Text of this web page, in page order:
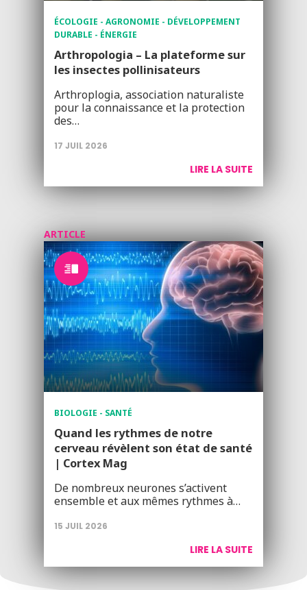
ÉCOLOGIE - AGRONOMIE - DÉVELOPPEMENT
DURABLE - ÉNERGIE
Arthropologia – La plateforme sur
les insectes pollinisateurs
Arthroplogia, association naturaliste
pour la connaissance et la protection
des…
17 JUIL 2026
LIRE LA SUITE
ARTICLE
BIOLOGIE - SANTÉ
Quand les rythmes de notre
cerveau révèlent son état de santé
| Cortex Mag
De nombreux neurones s’activent
ensemble et aux mêmes rythmes à…
15 JUIL 2026
LIRE LA SUITE